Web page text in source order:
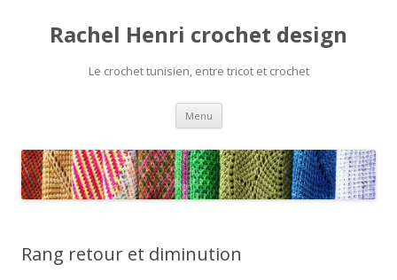
Rachel Henri crochet design
Le crochet tunisien, entre tricot et crochet
Menu Aller
contenu
Rang retour et diminution